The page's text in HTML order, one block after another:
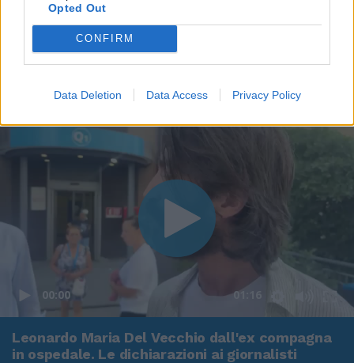
Opted Out
CONFIRM
Data Deletion Data Access Privacy Policy
00:00 01:16
Leonardo Maria Del Vecchio dall'ex compagna
in ospedale. Le dichiarazioni ai giornalisti